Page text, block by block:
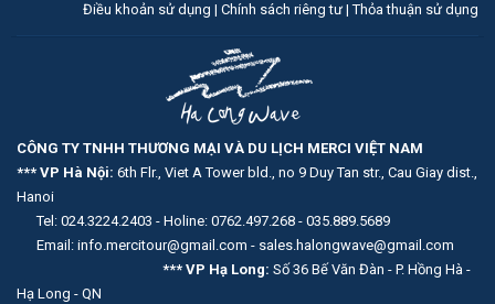
Điều khoản sử dụng | Chính sách riêng tư |Thỏa thuận sử dụng
CÔNG TY TNHH THƯƠNG MẠI VÀ DU LỊCH MERCI VIỆT NAM
*** VP Hà Nội: 6th Flr., Viet A Tower bld., no 9 Duy Tan str., Cau Giay dist.,
Hanoi
Tel: 024.3224.2403 - Holine: 0762.497.268 - 035.889.5689
Email: info.mercitour@gmail.com - sales.halongwave@gmail.com
*** VP Hạ Long: Số 36 Bế Văn Đàn - P. Hồng Hà -
Hạ Long - QN